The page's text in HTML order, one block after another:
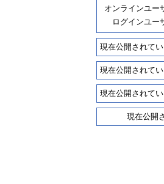
オンラインユー
ログインユー
現在公開されて
現在公開されて
現在公開されて
現在公開